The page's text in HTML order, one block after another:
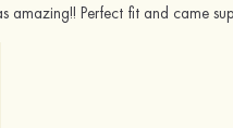
amazing!! Perfect fit and came